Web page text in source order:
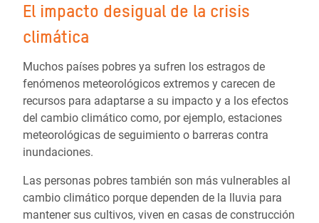
El impacto desigual de la crisis
climática
Muchos países pobres ya sufren los estragos de
fenómenos meteorológicos extremos y carecen de
recursos para adaptarse a su impacto y a los efectos
del cambio climático como, por ejemplo, estaciones
meteorológicas de seguimiento o barreras contra
inundaciones.
Las personas pobres también son más vulnerables al
cambio climático porque dependen de la lluvia para
mantener sus cultivos, viven en casas de construcción